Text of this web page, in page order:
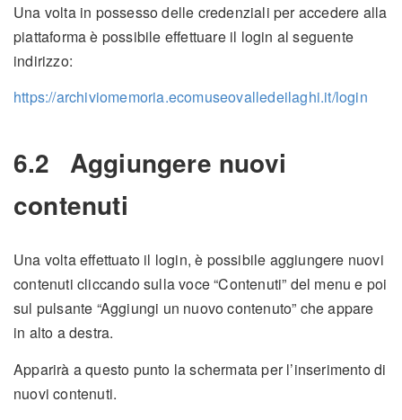
Una volta in possesso delle credenziali per accedere alla
piattaforma è possibile effettuare il login al seguente
indirizzo:
https://archiviomemoria.ecomuseovalledeilaghi.it/login
6.2 Aggiungere nuovi
contenuti
Una volta effettuato il login, è possibile aggiungere nuovi
contenuti cliccando sulla voce “Contenuti” del menu e poi
sul pulsante “Aggiungi un nuovo contenuto” che appare
in alto a destra.
Apparirà a questo punto la schermata per l’inserimento di
nuovi contenuti.